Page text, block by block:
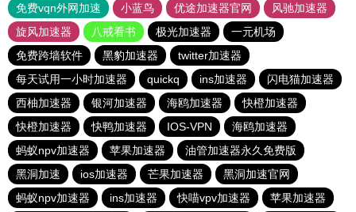
免费vqn外网加速
小蓝鸟 优途加速器官网
风驰加速器
旋风加速器
八戒看书 极光加速器
一元机场
免费跨墙软件
黑豹加速器
twitter加速器
每天试用一小时加速器
quickq ins加速器
闪电猫加速器
西柚加速器
银河加速器 海鸥加速器
快橙加速器
快橙加速器
快鸭加速器 IOS-VPN
海鸥加速器
蚂蚁npv加速器
苹果加速器
油管加速器永久免费版
黑洞加速
ios加速器 芒果加速器
黑洞加速官网
蚂蚁npv加速器
ins加速器 快喵vpv加速器 苹果加速器